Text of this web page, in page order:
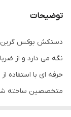
نوع بست
اندازه
جنس
توضیحات
دستکش بوکس گرین
نگه می دارد و از
حرفه ای با استفاده
متخصصین ساخته